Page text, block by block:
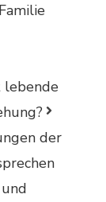
der